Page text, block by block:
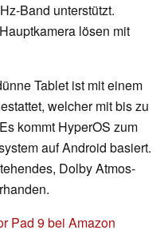
Band unterstützt.
lösen mit
Tablet ist mit einem
welcher mit bis zu
kommt HyperOS zum
auf Android basiert.
Dolby Atmos-
Pad 9 bei Amazon